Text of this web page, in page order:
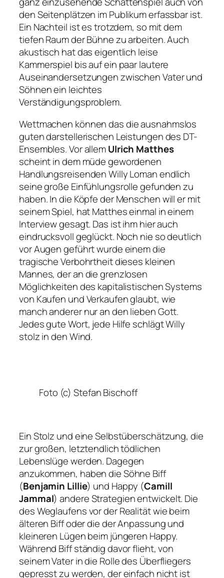
den Seitenplätzen im Publikum erfassbar ist.
Ein Nachteil ist es trotzdem, so mit dem
tiefen Raum der Bühne zu arbeiten. Auch
akustisch hat das eigentlich leise
Kammerspiel bis auf ein paar lautere
Auseinandersetzungen zwischen Vater und
Söhnen ein leichtes
Verständigungsproblem.
Wettmachen können das die ausnahmslos
guten darstellerischen Leistungen des DT-
Ensembles. Vor allemUlrich Matthes
scheint in dem müde gewordenen
Handlungsreisenden Willy Loman endlich
seine große Einfühlungsrolle gefunden zu
haben. In die Köpfe der Menschen will er mit
seinem Spiel, hat Matthes einmal in einem
Interview gesagt. Das ist ihm hier auch
eindrucksvoll geglückt. Noch nie so deutlich
vor Augen geführt wurde einem die
tragische Verbohrtheit dieses kleinen
Mannes, der an die grenzlosen
Möglichkeiten des kapitalistischen Systems
von Kaufen und Verkaufen glaubt, wie
manch anderer nur an den lieben Gott.
Jedes gute Wort, jede Hilfe schlägt Willy
stolz in den Wind.
Foto (c) Stefan Bischoff
Ein Stolz und eine Selbstüberschätzung, die
zur großen, letztendlich tödlichen
Lebenslüge werden. Dagegen
anzukommen, haben die Söhne Biff
(Benjamin Lillie) und Happy (Camill
Jammal) andere Strategien entwickelt. Die
des Weglaufens vor der Realität wie beim
älteren Biff oder die der Anpassung und
kleineren Lügen beim jüngeren Happy.
Während Biff ständig davor flieht, von
seinem Vater in die Rolle des Überfliegers
gepresst zu werden, der einfach nicht ist